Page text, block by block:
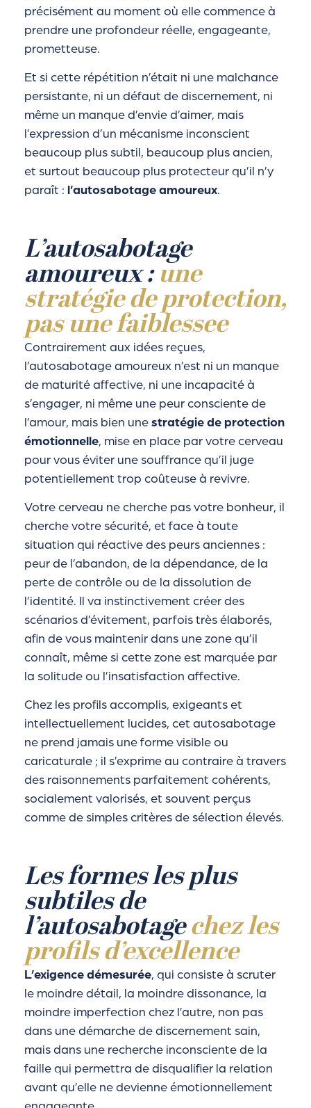
précisément au moment où elle commence à
prendre une profondeur réelle, engageante,
prometteuse.
Et si cette répétition n’était ni une malchance
persistante, ni un défaut de discernement, ni
même un manque d’envie d’aimer, mais
l’expression d’un mécanisme inconscient
beaucoup plus subtil, beaucoup plus ancien,
et surtout beaucoup plus protecteur qu’il n’y
paraît : l’autosabotage amoureux.
L’autosabotage
amoureux :une
stratégie de protection,
pas une faiblessee
Contrairement aux idées reçues,
l’autosabotage amoureux n’est ni un manque
de maturité affective, ni une incapacité à
s’engager, ni même une peur consciente de
l’amour, mais bien unestratégie de protection
émotionnelle, mise en place par votre cerveau
pour vous éviter une souffrance qu’il juge
potentiellement trop coûteuse à revivre.
Votre cerveau ne cherche pas votre bonheur, il
cherche votre sécurité, et face à toute
situation qui réactive des peurs anciennes :
peur de l’abandon, de la dépendance, de la
perte de contrôle ou de la dissolution de
l’identité. Il va instinctivement créer des
scénarios d’évitement, parfois très élaborés,
afin de vous maintenir dans une zone qu’il
connaît, même si cette zone est marquée par
la solitude ou l’insatisfaction affective.
Chez les profils accomplis, exigeants et
intellectuellement lucides, cet autosabotage
ne prend jamais une forme visible ou
caricaturale ; il s’exprime au contraire à travers
des raisonnements parfaitement cohérents,
socialement valorisés, et souvent perçus
comme de simples critères de sélection élevés.
Les formes les plus
subtiles de
l’autosabotagechez les
profils d’excellence
L’exigence démesurée, qui consiste à scruter
le moindre détail, la moindre dissonance, la
moindre imperfection chez l’autre, non pas
dans une démarche de discernement sain,
mais dans une recherche inconsciente de la
faille qui permettra de disqualifier la relation
avant qu’elle ne devienne émotionnellement